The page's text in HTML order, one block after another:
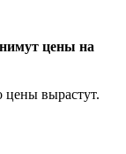
цены на
цены вырастут.